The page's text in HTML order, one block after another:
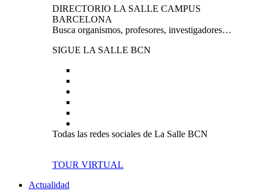
DIRECTORIO LA SALLE CAMPUS
BARCELONA
Busca organismos, profesores, investigadores…
SIGUE LA SALLE BCN
Todas las redes sociales de La Salle BCN
TOUR VIRTUAL
Actualidad